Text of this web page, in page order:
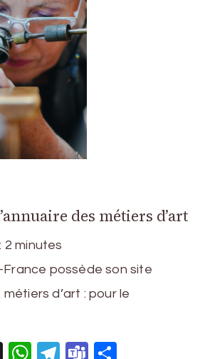
des métiers d’art
2 minutes
possède son site
d’art : pour le
Threads
WhatsApp
Telegram
Teams